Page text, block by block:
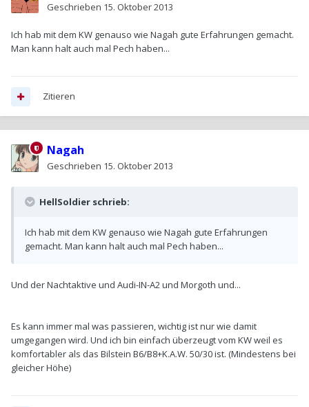
Geschrieben 15. Oktober 2013
Ich hab mit dem KW genauso wie Nagah gute Erfahrungen gemacht.
Man kann halt auch mal Pech haben...
Zitieren
Nagah
Geschrieben 15. Oktober 2013
HellSoldier schrieb:
Ich hab mit dem KW genauso wie Nagah gute Erfahrungen
gemacht. Man kann halt auch mal Pech haben...
Und der Nachtaktive und Audi-IN-A2 und Morgoth und...
Es kann immer mal was passieren, wichtig ist nur wie damit
umgegangen wird. Und ich bin einfach überzeugt vom KW weil es
komfortabler als das Bilstein B6/B8+K.A.W. 50/30 ist. (Mindestens bei
gleicher Höhe)